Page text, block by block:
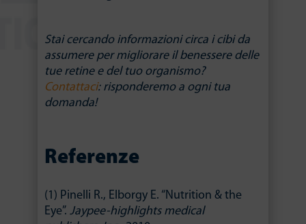
Stai cercando informazioni circa i cibi da
assumere per migliorare il benessere delle
tue retine e del tuo organismo?
Contattaci: risponderemo a ogni tua
domanda!
Referenze
(1) Pinelli R., Elborgy E. “Nutrition & the
Eye”. Jaypee-highlights medical